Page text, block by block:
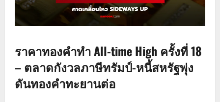
ราคาทองคำทำ All-time High ครั้งที่ 18
– ตลาดกังวลภาษีทรัมป์-หนี้สหรัฐพุ่ง
ดันทองคำทะยานต่อ